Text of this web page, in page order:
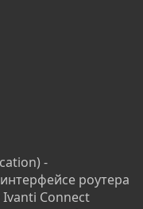
-
роутера
Ivanti Connect